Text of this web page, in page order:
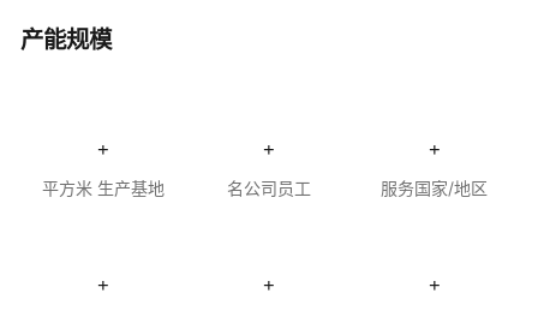
产能规模
+
平方米 生产基地
+
名公司员工
+
服务国家/地区
+ + +